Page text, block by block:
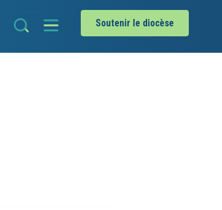
Soutenir le diocèse